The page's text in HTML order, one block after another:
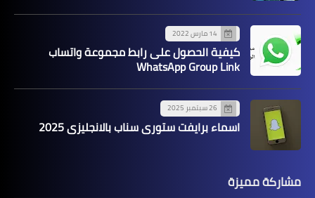
14 مارس 2022
كيفية الحصول على رابط مجموعة واتساب
WhatsApp Group Link
26 سبتمبر 2025
اسماء برايفت ستوري سناب بالانجليزي 2025
مشاركة مميزة